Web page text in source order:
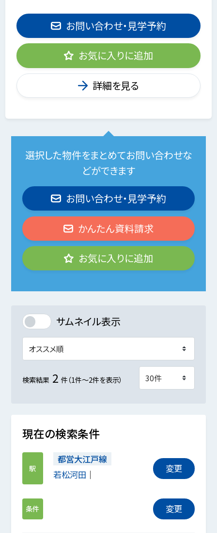
お問い合わせ・見学予約
お気に入りに追加
詳細を見る
選択した物件をまとめてお問い合わせな
どができます
お問い合わせ・見学予約
かんたん資料請求
お気に入りに追加
サムネイル表示
検索結果 2 件（1件～2件を表示）
現在の検索条件
駅
都営大江戸線
若松河田
変更
条件 変更